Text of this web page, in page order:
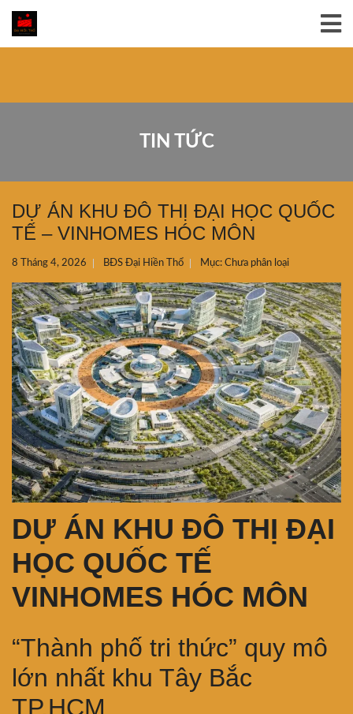
TIN TỨC
DỰ ÁN KHU ĐÔ THỊ ĐẠI HỌC QUỐC
TẾ – VINHOMES HÓC MÔN
8 Tháng 4, 2026 BĐS Đại Hiền Thổ Mục: Chưa phân loại
DỰ ÁN KHU ĐÔ THỊ ĐẠI
HỌC QUỐC TẾ
VINHOMES HÓC MÔN
“Thành phố tri thức” quy mô
lớn nhất khu Tây Bắc
TP.HCM